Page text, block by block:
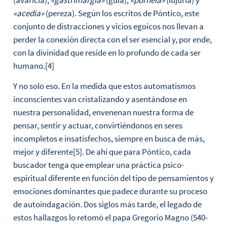
«acedia»(pereza). Según los escritos de Póntico, este
conjunto de distracciones y vicios egoicos nos llevan a
perder la conexión directa con el ser esencial y, por ende,
con la divinidad que reside en lo profundo de cada ser
humano.[4]
Y no solo eso. En la medida que estos automatismos
inconscientes van cristalizando y asentándose en
nuestra personalidad, envenenan nuestra forma de
pensar, sentir y actuar, convirtiéndonos en seres
incompletos e insatisfechos, siempre en busca de más,
mejor y diferente[5]. De ahí que para Póntico, cada
buscador tenga que emplear una práctica psico-
espiritual diferente en función del tipo de pensamientos y
emociones dominantes que padece durante su proceso
de autoindagación. Dos siglos más tarde, el legado de
estos hallazgos lo retomó el papa Gregorio Magno (540-